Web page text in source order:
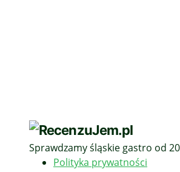
Sprawdzamy śląskie gastro od
Polityka prywatności